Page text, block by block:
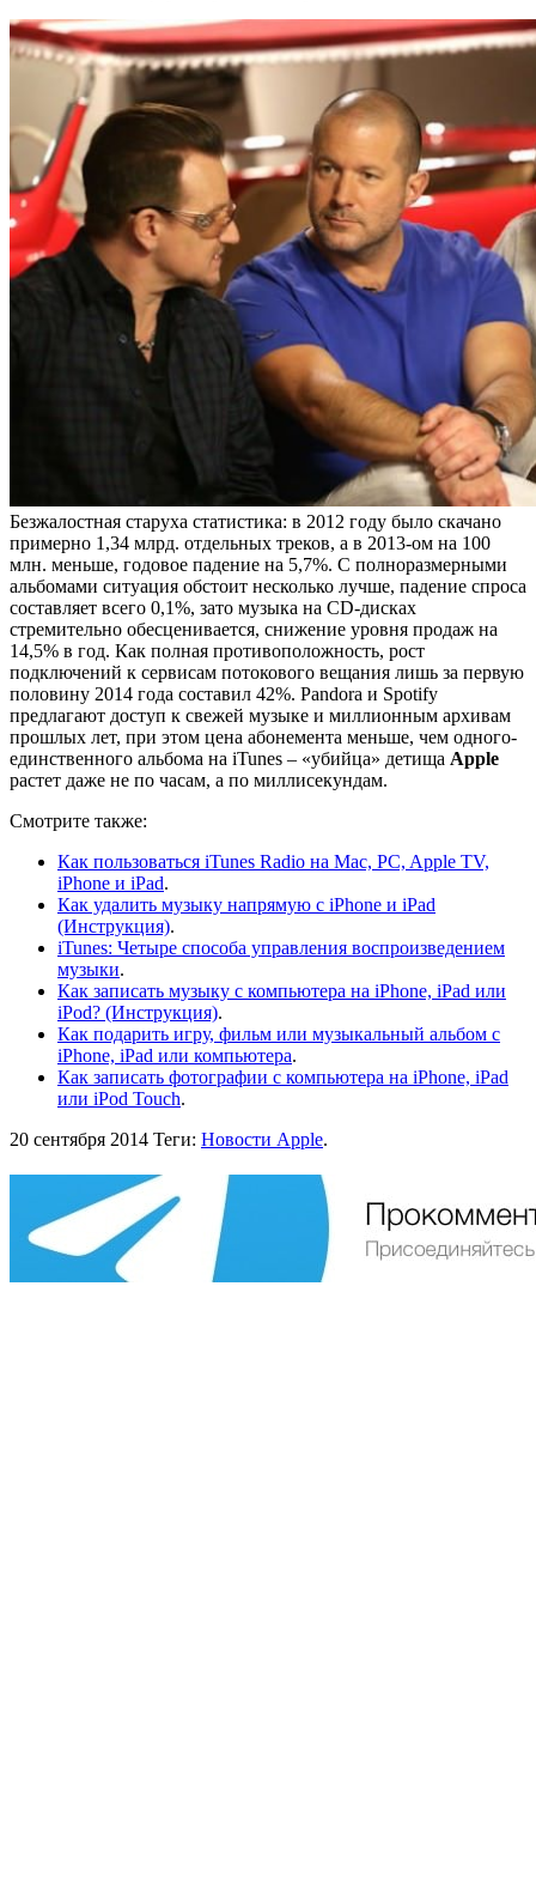
Безжалостная старуха статистика: в 2012 году было скачано
примерно 1,34 млрд. отдельных треков, а в 2013-ом на 100
млн. меньше, годовое падение на 5,7%. С полноразмерными
альбомами ситуация обстоит несколько лучше, падение спроса
составляет всего 0,1%, зато музыка на CD-дисках
стремительно обесценивается, снижение уровня продаж на
14,5% в год. Как полная противоположность, рост
подключений к сервисам потокового вещания лишь за первую
половину 2014 года составил 42%. Pandora и Spotify
предлагают доступ к свежей музыке и миллионным архивам
прошлых лет, при этом цена абонемента меньше, чем одного-
единственного альбома на iTunes – «убийца» детища Apple
растет даже не по часам, а по миллисекундам.
Смотрите также:
Как пользоваться iTunes Radio на Mac, PC, Apple TV,
iPhone и iPad.
Как удалить музыку напрямую с iPhone и iPad
(Инструкция).
iTunes: Четыре способа управления воспроизведением
музыки.
Как записать музыку с компьютера на iPhone, iPad или
iPod? (Инструкция).
Как подарить игру, фильм или музыкальный альбом с
iPhone, iPad или компьютера.
Как записать фотографии с компьютера на iPhone, iPad
или iPod Touch.
20 сентября 2014 Теги: Новости Apple.